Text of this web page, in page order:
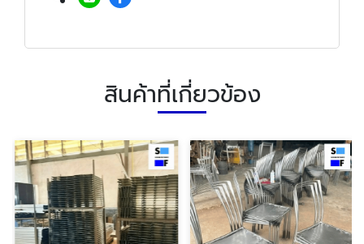
สินค้าที่เกี่ยวข้อง